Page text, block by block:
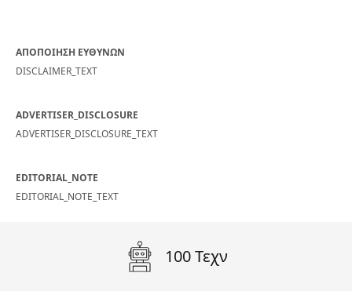
ΑΠΟΠΟΙΗΣΗ ΕΥΘΥΝΩΝ
DISCLAIMER_TEXT
ADVERTISER_DISCLOSURE
ADVERTISER_DISCLOSURE_TEXT
EDITORIAL_NOTE
EDITORIAL_NOTE_TEXT
100 Τεχν